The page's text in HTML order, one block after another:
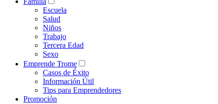
Escuela
Salud
Niños
Trabajo
Tercera Edad
Sexo
Emprende Trome
Casos de Éxito
Información Útil
Tips para Emprendedores
Promoción